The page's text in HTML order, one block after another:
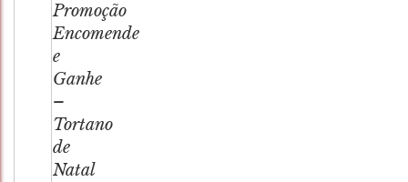
Promoção
Encomende
e
Ganhe
–
Tortano
de
Natal